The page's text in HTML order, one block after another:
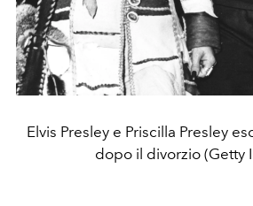
Elvis Presley e Priscilla Presley
dopo il divorzio (Getty